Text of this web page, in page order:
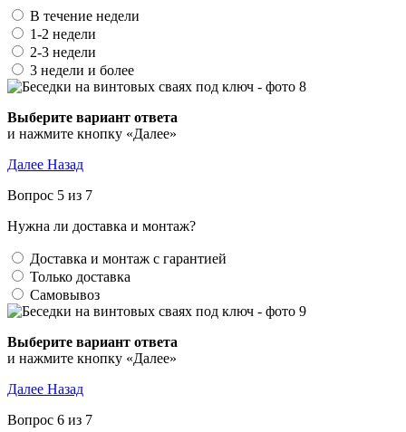
В течение недели
1-2 недели
2-3 недели
3 недели и более
Выберите вариант ответа
и нажмите кнопку «Далее»
Далее Назад
Вопрос 5 из 7
Нужна ли доставка и монтаж?
Доставка и монтаж с гарантией
Только доставка
Самовывоз
Выберите вариант ответа
и нажмите кнопку «Далее»
Далее Назад
Вопрос 6 из 7